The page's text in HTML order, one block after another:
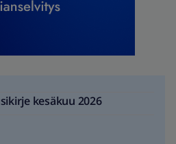
kesäkuu 2026